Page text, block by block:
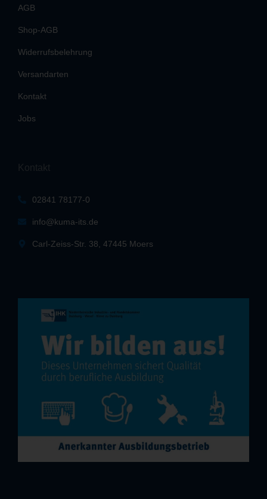
AGB
Shop-AGB
Widerrufsbelehrung
Versandarten
Kontakt
Jobs
Kontakt
02841 78177-0
info@kuma-its.de
Carl-Zeiss-Str. 38, 47445 Moers